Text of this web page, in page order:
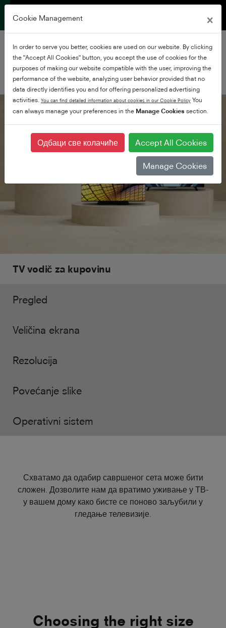
Biranje vašeg savršenog
TV uređaja
TV vodič za kupovinu
Pregled
Veličina ekrana
Rezolucija
Povećanje slike
Operativni sistem
Схватамо да одабир савршеног сета може бити
сложен. Дозволите нам да вратимо уживање у ТВ-
у вашем дому како бисте се поново заљубили у
гледање телевизије.
Choosing the right size
Cookie Management ×
In order to serve you better, cookies are used on our website. By clicking
the "Accept All Cookies" button, you accept the use of cookies for the
purposes of making our website compatible with the user, improving the
performance of the website, analyzing user behavior provided that no
data directly identifies you and for offering personalized advertising
activities. You can find detailed information about cookies in our Cookie Policy You
can always manage your preferences in the Manage Cookies section.
Одбаци све колачиће Accept All Cookies
Manage Cookies